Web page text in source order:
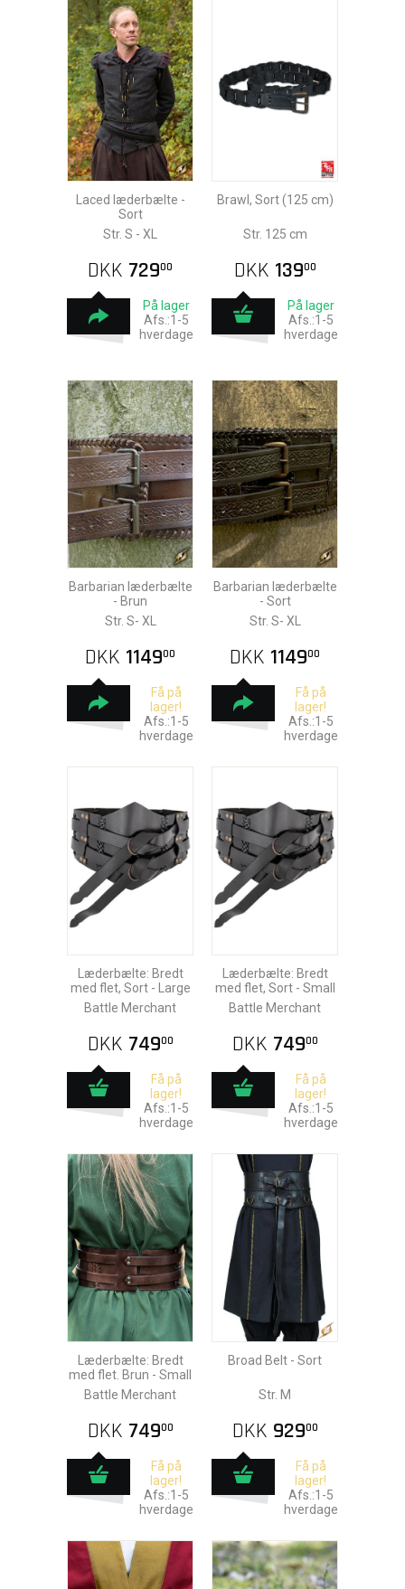
Laced læderbælte -
Sort
Str. S - XL
DKK 72900
På lager
Afs.:1-5
hverdage
Brawl, Sort (125 cm)
Str. 125 cm
DKK 13900
På lager
Afs.:1-5
hverdage
Barbarian læderbælte
- Brun
Str. S- XL
DKK 114900
Få på
lager!
Afs.:1-5
hverdage
Barbarian læderbælte
- Sort
Str. S- XL
DKK 114900
Få på
lager!
Afs.:1-5
hverdage
Læderbælte: Bredt
med flet, Sort - Large
Battle Merchant
DKK 74900
Få på
lager!
Afs.:1-5
hverdage
Læderbælte: Bredt
med flet, Sort - Small
Battle Merchant
DKK 74900
Få på
lager!
Afs.:1-5
hverdage
Læderbælte: Bredt
med flet. Brun - Small
Battle Merchant
DKK 74900
Få på
lager!
Afs.:1-5
hverdage
Broad Belt - Sort
Str. M
DKK 92900
Få på
lager!
Afs.:1-5
hverdage